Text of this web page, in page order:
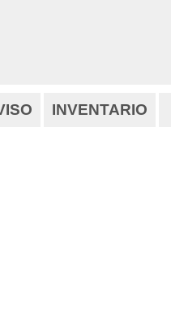
INVENTARIO